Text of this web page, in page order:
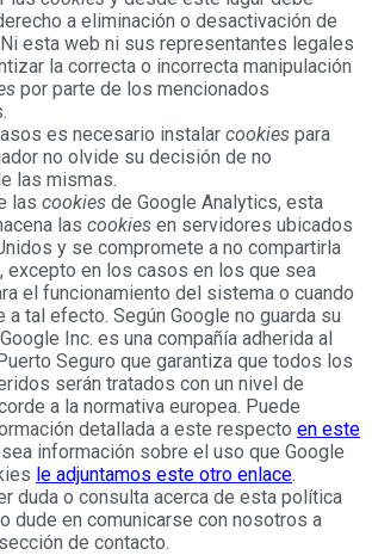
a eliminación o desactivación de
esta web ni sus representantes legales
la correcta o incorrecta manipulación
por parte de los mencionados
es necesario instalar cookies para
no olvide su decisión de no
las mismas.
las cookies de Google Analytics, esta
las cookies en servidores ubicados
y se compromete a no compartirla
excepto en los casos en los que sea
el funcionamiento del sistema o cuando
a tal efecto. Según Google no guarda su
Inc. es una compañía adherida al
Seguro que garantiza que todos los
serán tratados con un nivel de
a la normativa europea. Puede
detallada a este respecto en este
información sobre el uso que Google
le adjuntamos este otro enlace.
duda o consulta acerca de esta política
dude en comunicarse con nosotros a
de contacto.